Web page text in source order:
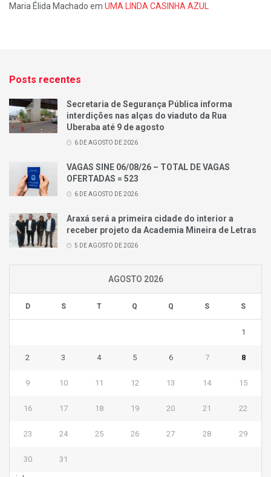
Maria Élida Machado em UMA LINDA CASINHA AZUL
Posts recentes
Secretaria de Segurança Pública informa
interdições nas alças do viaduto da Rua
Uberaba até 9 de agosto
6 DE AGOSTO DE 2026
VAGAS SINE 06/08/26 – TOTAL DE VAGAS
OFERTADAS = 523
6 DE AGOSTO DE 2026
Araxá será a primeira cidade do interior a
receber projeto da Academia Mineira de Letras
5 DE AGOSTO DE 2026
AGOSTO 2026
D S T Q Q S S
1
2 3 4 5 6 7 8
9 10 11 12 13 14 15
16 17 18 19 20 21 22
23 24 25 26 27 28 29
30 31